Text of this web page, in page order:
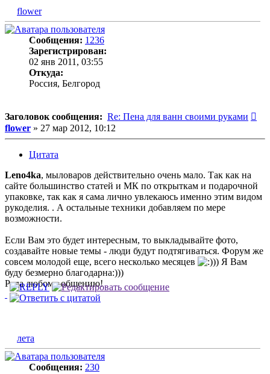
flower
Сообщения: 1236
Зарегистрирован:
02 янв 2011, 03:55
Откуда:
Россия, Белгород
Заголовок сообщения: Re: Пена для ванн своими руками
flower » 27 мар 2012, 10:12
Цитата
Leno4ka, мыловаров действительно очень мало. Так как на
сайте большинство статей и МК по открыткам и подарочной
упаковке, так как я сама лично увлекаюсь именно этим видом
рукоделия. . А остальные техники добавляем по мере
возможности.
Если Вам это будет интересным, то выкладывайте фото,
создавайте новые темы - люди будут подтягиваться. Форум же
совсем молодой еще, всего несколько месяцев
)) Я Вам
буду безмерно благодарна:)))
Рада любому общению!
лета
Сообщения: 230